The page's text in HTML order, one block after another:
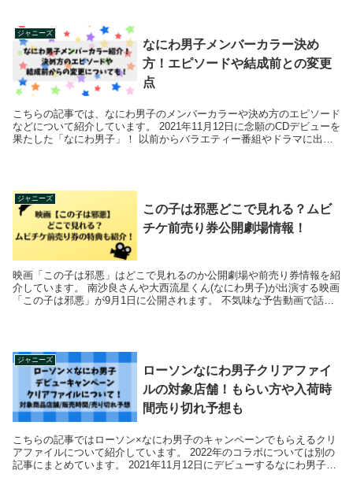
ジャニーズ
なにわ男子メンバーカラー決め
方！エピソードや結成前との変更
点
こちらの記事では、なにわ男子のメンバーカラーや決め方のエピソード
などについて紹介しています。 2021年11月12日に念願のCDデビューを
果たした「なにわ男子」！ 以前からバラエティー番組やドラマに出演
ジャニーズ
この子は邪悪どこで見れる？ムビ
チケ前売り券公開劇場情報！
映画「この子は邪悪」はどこで見れるのか公開劇場や前売り券情報を紹
介しています。 南沙良さんや大西流星くん(なにわ男子)が出演する映画
「この子は邪悪」が9月1日に公開されます。 不気味な予告動画で話題
ジャニーズ
ローソンなにわ男子クリアファイ
ルの対象店舗！もらい方や入荷時
間売り切れ予想も
こちらの記事ではローソン×なにわ男子のキャンペーンでもらえるクリ
アファイルについて紹介しています。 2022年のコラボについては別の
記事にまとめています。 2021年11月12日にデビューするなにわ男子と